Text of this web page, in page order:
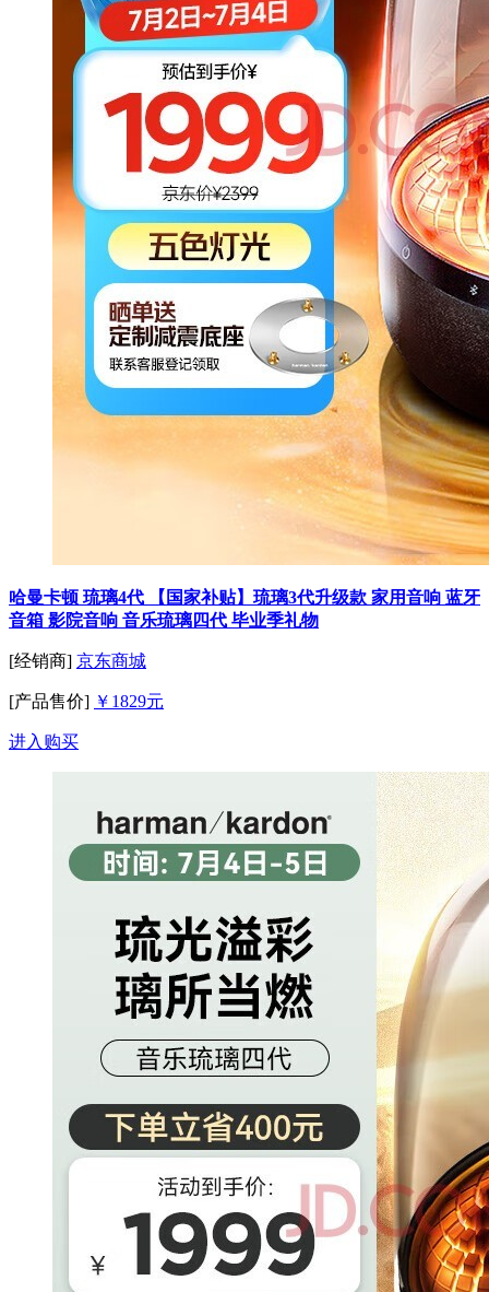
哈曼卡顿 琉璃4代 【国家补贴】琉璃3代升级款 家用音响 蓝牙
音箱 影院音响 音乐琉璃四代 毕业季礼物
[经销商] 京东商城
[产品售价] ￥1829元
进入购买